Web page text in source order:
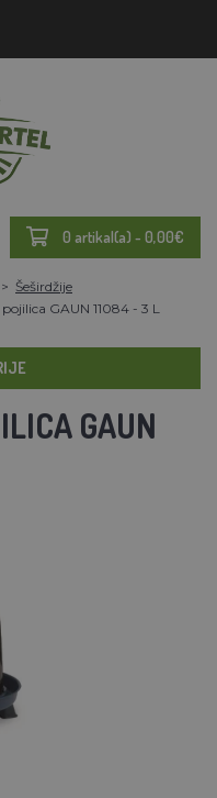
0 artikal(a) - 0,00€
Šeširdžije
GAUN 11084 - 3 L
GAUN